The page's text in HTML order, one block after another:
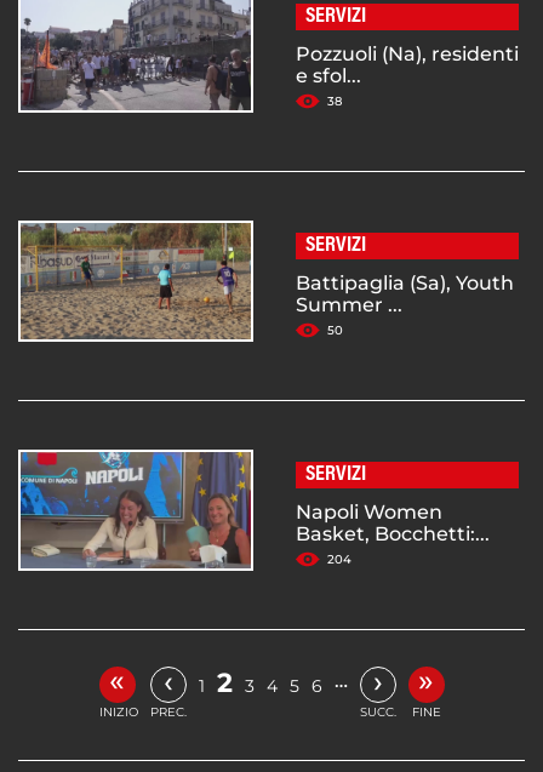
SERVIZI
Pozzuoli (Na), residenti
e sfol...
38
SERVIZI
Battipaglia (Sa), Youth
Summer ...
50
SERVIZI
Napoli Women
Basket, Bocchetti:...
204
«
INIZIO
‹
PREC.
1 2 3 4 5 6 … ›
SUCC.
»
FINE